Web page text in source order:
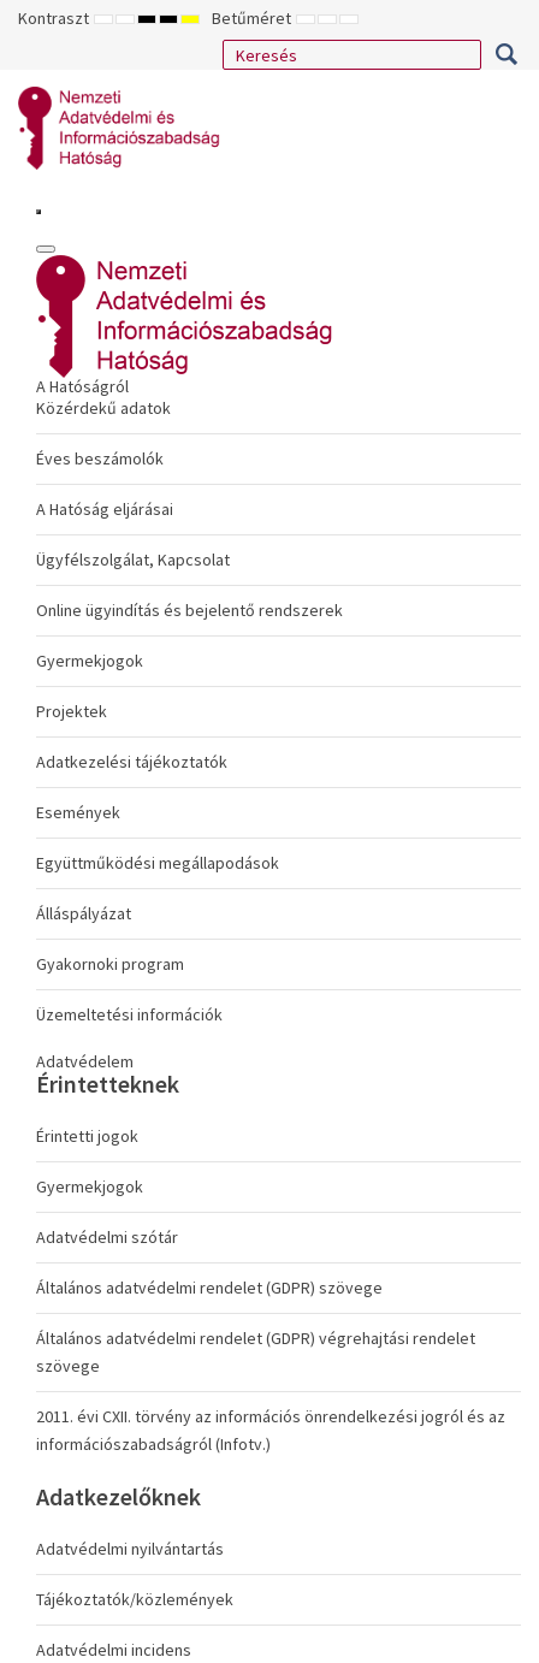
Kontraszt ALAPÉRTELMEZETT
ÉJSZAKAI
NAGY
KONTRASZTÚ
NAGY
KONTRASZTÚ
NAGY
KONTRASZTÚ
SÁRGA
FEKETE
Betűméret KISEBB
BETŰTÍPUS
ALAPÉRTELMEZETT
BETŰMÉRET
NAGYOBB
BETŰMÉRET
A Hatóságról
Közérdekű adatok
Éves beszámolók
A Hatóság eljárásai
Ügyfélszolgálat, Kapcsolat
Online ügyindítás és bejelentő rendszerek
Gyermekjogok
Projektek
Adatkezelési tájékoztatók
Események
Együttműködési megállapodások
Álláspályázat
Gyakornoki program
Üzemeltetési információk
Adatvédelem
Érintetteknek
Érintetti jogok
Gyermekjogok
Adatvédelmi szótár
Általános adatvédelmi rendelet (GDPR) szövege
Általános adatvédelmi rendelet (GDPR) végrehajtási rendelet
szövege
2011. évi CXII. törvény az információs önrendelkezési jogról és az
információszabadságról (Infotv.)
Adatkezelőknek
Adatvédelmi nyilvántartás
Tájékoztatók/közlemények
Adatvédelmi incidens